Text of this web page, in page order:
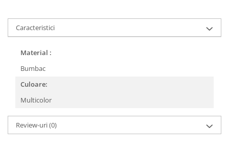
Caracteristici
Material :
Bumbac
Culoare:
Multicolor
Review-uri(0)